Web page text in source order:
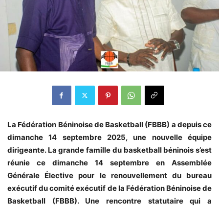
La Fédération Béninoise de Basketball (FBBB) a depuis ce
dimanche 14 septembre 2025, une nouvelle équipe
dirigeante. La grande famille du basketball béninois s’est
réunie ce dimanche 14 septembre en Assemblée
Générale Élective pour le renouvellement du bureau
exécutif du comité exécutif de la Fédération Béninoise de
Basketball (FBBB). Une rencontre statutaire qui a